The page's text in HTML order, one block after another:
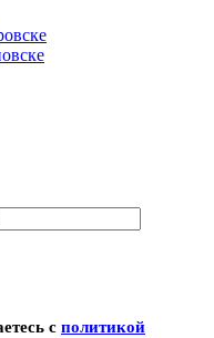
с политикой